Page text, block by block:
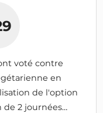
voté contre
en
de l'option
2 journées